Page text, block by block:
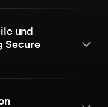
und
Secure